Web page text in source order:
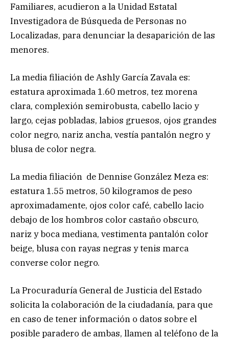
Familiares, acudieron a la Unidad Estatal
Investigadora de Búsqueda de Personas no
Localizadas, para denunciar la desaparición de las
menores.
La media filiación de Ashly García Zavala es:
estatura aproximada 1.60 metros, tez morena
clara, complexión semirobusta, cabello lacio y
largo, cejas pobladas, labios gruesos, ojos grandes
color negro, nariz ancha, vestía pantalón negro y
blusa de color negra.
La media filiación de Dennise González Meza es:
estatura 1.55 metros, 50 kilogramos de peso
aproximadamente, ojos color café, cabello lacio
debajo de los hombros color castaño obscuro,
nariz y boca mediana, vestimenta pantalón color
beige, blusa con rayas negras y tenis marca
converse color negro.
La Procuraduría General de Justicia del Estado
solicita la colaboración de la ciudadanía, para que
en caso de tener información o datos sobre el
posible paradero de ambas, llamen al teléfono de la